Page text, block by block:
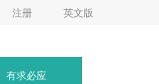
注册 英文版
有求必应